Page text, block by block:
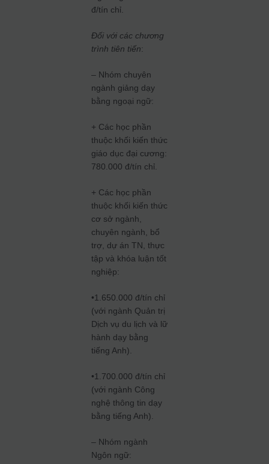
đ/tín chỉ.
Đối với các chương
trình tiên tiến:
– Nhóm chuyên
ngành giảng dạy
bằng ngoại ngữ:
+ Các học phần
thuộc khối kiến thức
giáo dục đại cương:
780.000 đ/tín chỉ.
+ Các học phần
thuộc khối kiến thức
cơ sở ngành,
chuyên ngành, bổ
trợ, dự án TN, thực
tập và khóa luận tốt
nghiệp:
•1.650.000 đ/tín chỉ
(với ngành Quản trị
Dịch vụ du lịch và lữ
hành dạy bằng
tiếng Anh).
•1.700.000 đ/tín chỉ
(với ngành Công
nghệ thông tin dạy
bằng tiếng Anh).
– Nhóm ngành
Ngôn ngữ: